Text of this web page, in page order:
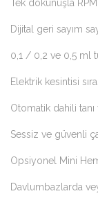
Tek dokunuşla
Dijital geri sayım
0,1 / 0,2 ve 0,5 ml
Elektrik kesintisi
Otomatik dahili
Sessiz ve güvenli
Opsiyonel Mini
Davlumbazlarda